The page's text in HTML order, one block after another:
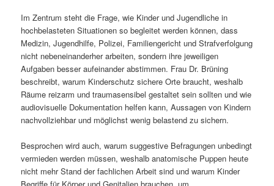
Im Zentrum steht die Frage, wie Kinder und Jugendliche in
hochbelasteten Situationen so begleitet werden können, dass
Medizin, Jugendhilfe, Polizei, Familiengericht und Strafverfolgung
nicht nebeneinanderher arbeiten, sondern ihre jeweiligen
Aufgaben besser aufeinander abstimmen. Frau Dr. Brüning
beschreibt, warum Kinderschutz sichere Orte braucht, weshalb
Räume reizarm und traumasensibel gestaltet sein sollten und wie
audiovisuelle Dokumentation helfen kann, Aussagen von Kindern
nachvollziehbar und möglichst wenig belastend zu sichern.
Besprochen wird auch, warum suggestive Befragungen unbedingt
vermieden werden müssen, weshalb anatomische Puppen heute
nicht mehr Stand der fachlichen Arbeit sind und warum Kinder
Begriffe für Körper und Genitalien brauchen, um